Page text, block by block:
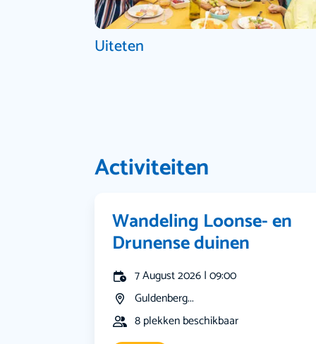
Uiteten
Activiteiten
Wandeling Loonse- en
Drunense duinen
7 August 2026 | 09:00
Guldenberg...
8 plekken beschikbaar